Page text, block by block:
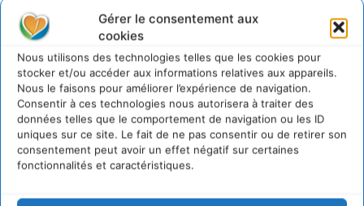
Gérer le consentement aux
cookies
Nous utilisons des technologies telles que les cookies pour
stocker et/ou accéder aux informations relatives aux appareils.
Nous le faisons pour améliorer l’expérience de navigation.
Consentir à ces technologies nous autorisera à traiter des
données telles que le comportement de navigation ou les ID
uniques sur ce site. Le fait de ne pas consentir ou de retirer son
consentement peut avoir un effet négatif sur certaines
fonctionnalités et caractéristiques.
Comment le sol français a perdu sa mémoire
hydrique et déréglé tout le territoire (2020-2026)
2 août 2026
Développer notre attention aux espèces vivantes
non humaines avec les communs de Zoepolis
30 juillet 2026
Un kit citoyen pour lever les freins au
développement des forêts comestibles dans nos
villes
29 juillet 2026
L’éco-anxiété informe et l’éco-lucidité transforme